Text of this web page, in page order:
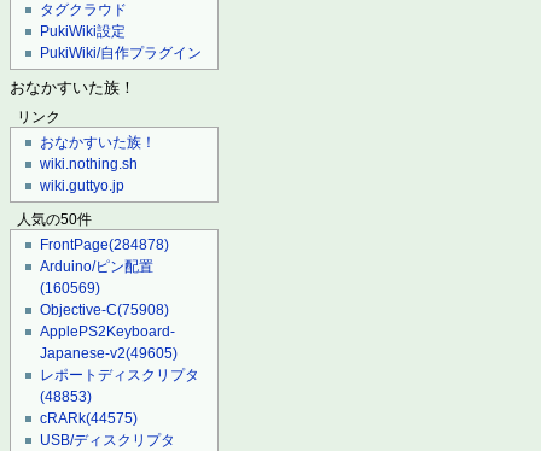
タグクラウド
PukiWiki設定
PukiWiki/自作プラグイン
おなかすいた族！
リンク
おなかすいた族！
wiki.nothing.sh
wiki.guttyo.jp
人気の50件
FrontPage(284878)
Arduino/ピン配置
(160569)
Objective-C(75908)
ApplePS2Keyboard-
Japanese-v2(49605)
レポートディスクリプタ
(48853)
cRARk(44575)
USB/ディスクリプタ